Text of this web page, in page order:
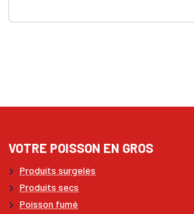
VOTRE POISSON EN GROS
Produits surgelés
Produits secs
Poisson fumé